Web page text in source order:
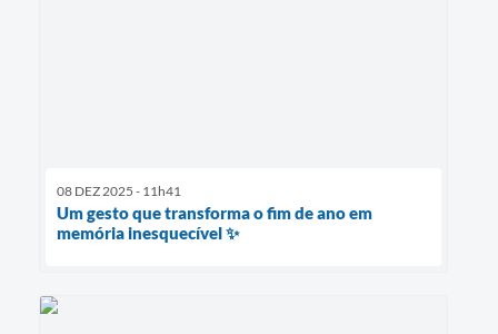
08 DEZ 2025 - 11h41
Um gesto que transforma o fim de ano em
memória inesquecível ✨